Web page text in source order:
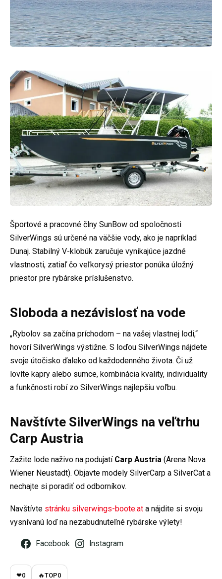
Športové a pracovné člny SunBow od spoločnosti
SilverWings sú určené na väčšie vody, ako je napríklad
Dunaj. Stabilný V-klobúk zaručuje vynikajúce jazdné
vlastnosti, zatiaľ čo veľkorysý priestor ponúka úložný
priestor pre rybárske príslušenstvo.
Sloboda a nezávislosť na vode
„Rybolov sa začína príchodom – na vašej vlastnej lodi,“
hovorí SilverWings výstižne. S loďou SilverWings nájdete
svoje útočisko ďaleko od každodenného života. Či už
lovíte kapry alebo sumce, kombinácia kvality, individuality
a funkčnosti robí zo SilverWings najlepšiu voľbu.
Navštívte SilverWings na veľtrhu
Carp Austria
Zažite lode naživo na podujatí Carp Austria (Arena Nova
Wiener Neustadt). Objavte modely SilverCarp a SilverCat a
nechajte si poradiť od odborníkov.
Navštívte stránku silverwings-boote.at a nájdite si svoju
vysnívanú loď na nezabudnuteľné rybárske výlety!
Facebook Instagram
❤0 🔥TOP0